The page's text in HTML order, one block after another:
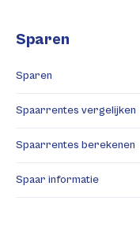
Sparen
Sparen
Spaarrentes vergelijken
Spaarrentes berekenen
Spaar informatie